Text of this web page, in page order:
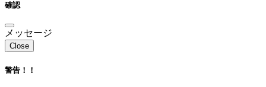
確認
メッセージ
Close
警告！！